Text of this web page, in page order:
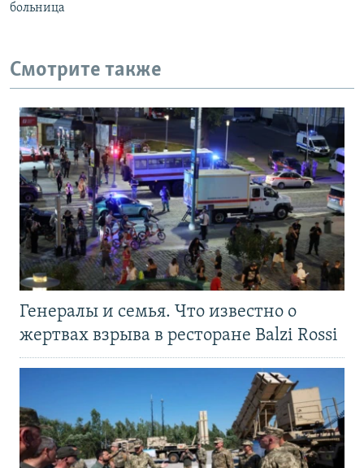
больница
Смотрите также
Генералы и семья. Что известно о
жертвах взрыва в ресторане Balzi Rossi